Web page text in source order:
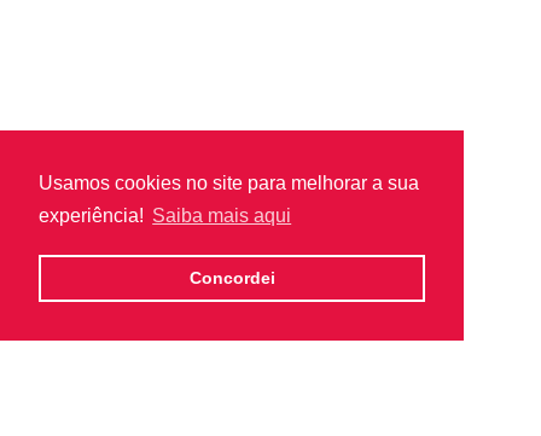
Usamos cookies no site para melhorar a sua
experiência! Saiba mais aqui
Concordei